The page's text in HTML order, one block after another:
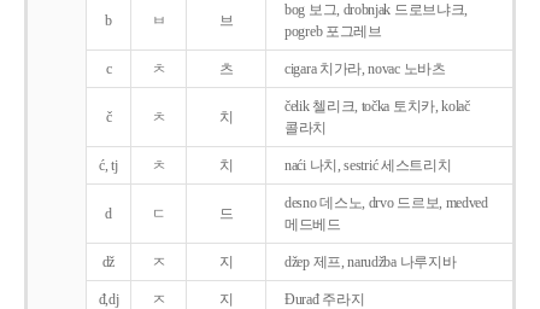
b ㅂ 브
bog 보그, drobnjak 드로브냐크,
pogreb 포그레브
c ㅊ 츠 cigara 치가라, novac 노바츠
č ㅊ 치
čelik 첼리크, točka 토치카, kolač
콜라치
ć, tj ㅊ 치 naći 나치, sestrić 세스트리치
d ㄷ 드
desno 데스노, drvo 드르보, medved
메드베드
dž ㅈ 지 džep 제프, narudžba 나루지바
đ,dj ㅈ 지 Ðurađ 주라지